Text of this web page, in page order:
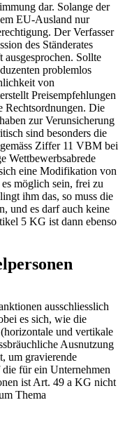
dar. Solange der
EU-Ausland nur
Der Verfasser
des Ständerates
Sollte
problemlos
von
Preisempfehlungen
Rechtsordnungen. Die
zur Verunsicherung
sind besonders die
Ziffer 11 VBM bei
Wettbewerbsabrede
eine Modifikation von
möglich sein, frei zu
ihm das, so muss die
und es darf auch keine
5 KG ist dann ebenso
ausschliesslich
es sich, wie die
und vertikale
Ausnutzung
um gravierende
für ein Unternehmen
ist Art. 49 a KG nicht
Thema